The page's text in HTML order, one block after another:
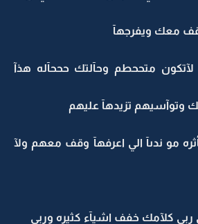
معك ويفرجهآ
متححطم وحآلتك حححآله هذآ
وتوآسيهم تزيدهآ عليهم
مو ندىآ الي اعرفهآ وقف معهم ولآ
ربي كلآمك خفف اشيآء كثيره وربي